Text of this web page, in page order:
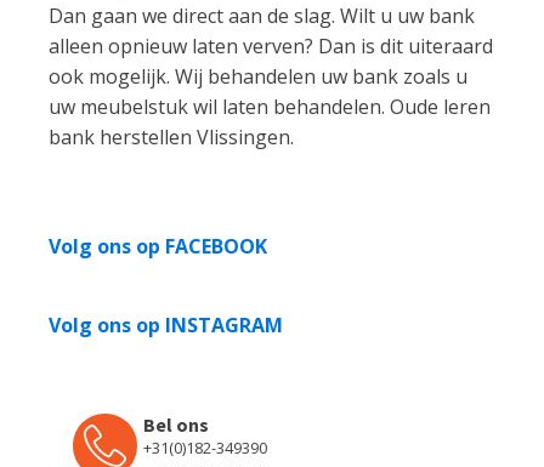
Dan gaan we direct aan de slag. Wilt u uw bank
alleen opnieuw laten verven? Dan is dit uiteraard
ook mogelijk. Wij behandelen uw bank zoals u
uw meubelstuk wil laten behandelen. Oude leren
bank herstellen Vlissingen.
Volg ons op FACEBOOK
Volg ons op INSTAGRAM
Bel ons
+31(0)182-349390